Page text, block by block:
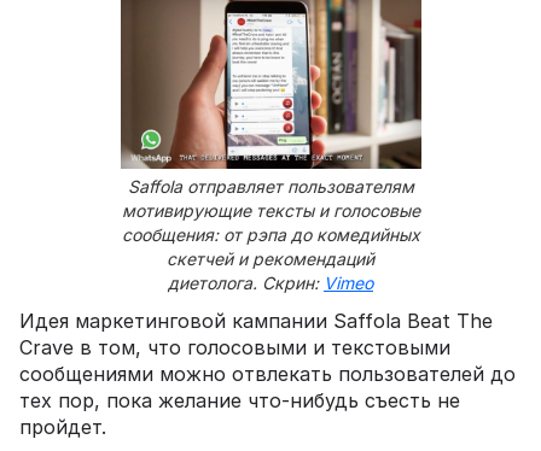
Saffola отправляет пользователям
мотивирующие тексты и голосовые
сообщения: от рэпа до комедийных
скетчей и рекомендаций
диетолога. Скрин: Vimeo
Идея маркетинговой кампании Saffola Beat The
Crave в том, что голосовыми и текстовыми
сообщениями можно отвлекать пользователей до
тех пор, пока желание что-нибудь съесть не
пройдет.